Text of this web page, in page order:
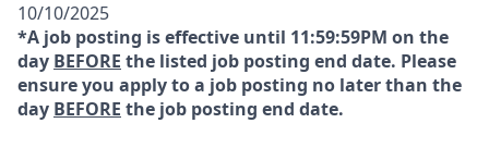
10/10/2025
*A job posting is effective until 11:59:59PM on the
day BEFORE the listed job posting end date. Please
ensure you apply to a job posting no later than the
day BEFORE the job posting end date.